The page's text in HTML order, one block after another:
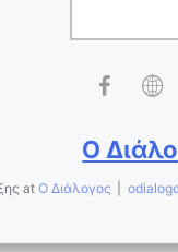
Ο
at Ο Διάλογος